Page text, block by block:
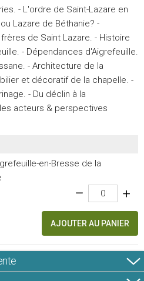
- L'ordre de Saint-Lazare en
Lazare de Béthanie? -
de Saint Lazare. - Histoire
- Dépendances d'Aigrefeuille.
- Architecture de la
et décoratif de la chapelle. -
- Du déclin à la
acteurs & perspectives
en-Bresse de la
AJOUTER AU PANIER